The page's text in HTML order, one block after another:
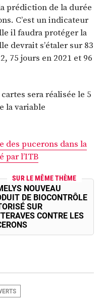
prédiction de la durée
C’est un indicateur
il faudra protéger la
devrait s’étaler sur 83
75 jours en 2021 et 96
sera réalisée le 5
la variable
des pucerons dans la
par l’ITB
SUR LE MÊME THÈME
NOUVEAU
DE BIOCONTRÔLE
SUR
CONTRE LES